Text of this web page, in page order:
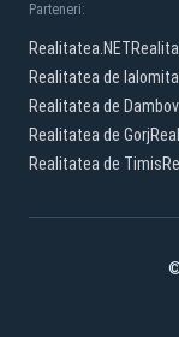
Parteneri:
Realitatea.NET
Realitatea de Ialomita
Realitatea de
Realitatea de Gorj
Realitatea de Timis